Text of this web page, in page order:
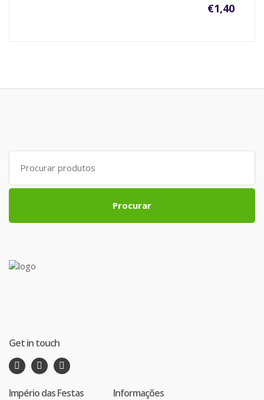
€1,40
Search
for:
Procurar
Get in touch
Império das Festas Informações